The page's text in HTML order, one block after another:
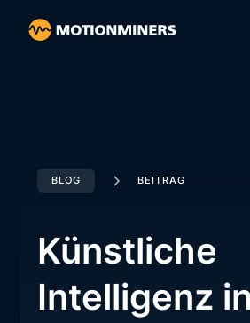
BLOG BEITRAG
Künstliche
Intelligenz